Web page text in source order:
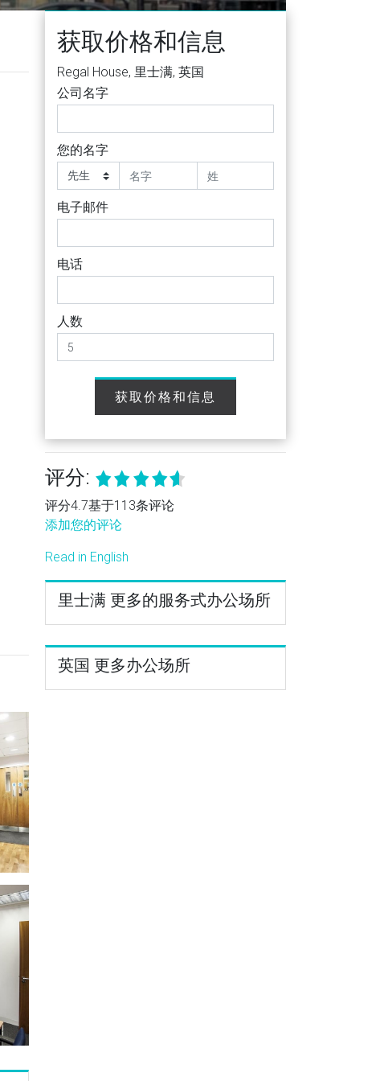
获取价格和信息
Regal House, 里士满, 英国
公司名字
您的名字
电子邮件
电话
人数
获取价格和信息
评分:
评分4.7基于113条评论
添加您的评论
Read in English
里士满 更多的服务式办公场所
英国 更多办公场所